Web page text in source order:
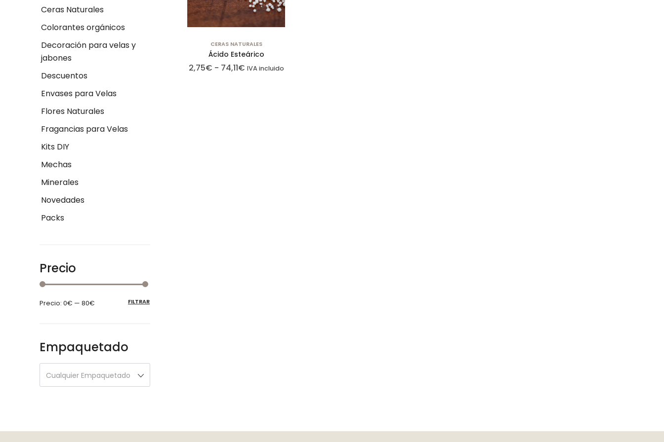
Ceras Naturales
Colorantes orgánicos
Decoración para velas y
jabones
Descuentos
Envases para Velas
Flores Naturales
Fragancias para Velas
Kits DIY
Mechas
Minerales
Novedades
Packs
Precio
FILTRAR
Precio: 0€ — 80€
Empaquetado
Cualquier Empaquetado
CERAS NATURALES
Ácido Esteárico
2,75€ - 74,11€ IVA incluido